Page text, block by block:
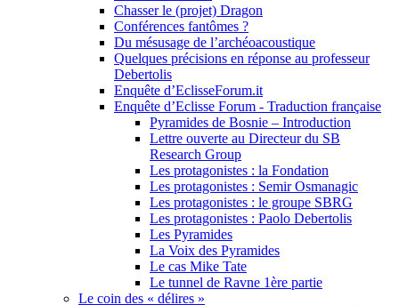
Chasser le (projet) Dragon
Conférences fantômes ?
Du mésusage de l’archéoacoustique
Quelques précisions en réponse au professeur
Debertolis
Enquête d’EclisseForum.it
Enquête d’Eclisse Forum - Traduction française
Pyramides de Bosnie – Introduction
Lettre ouverte au Directeur du SB
Research Group
Les protagonistes : la Fondation
Les protagonistes : Semir Osmanagic
Les protagonistes : le groupe SBRG
Les protagonistes : Paolo Debertolis
Les Pyramides
La Voix des Pyramides
Le cas Mike Tate
Le tunnel de Ravne 1ère partie
Le coin des « délires »